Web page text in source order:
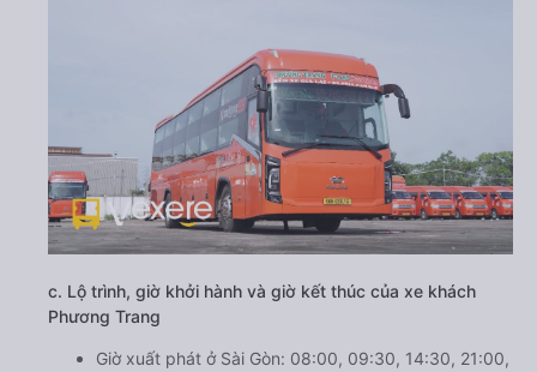
c. Lộ trình, giờ khởi hành và giờ kết thúc của xe khách
Phương Trang
Giờ xuất phát ở Sài Gòn: 08:00, 09:30, 14:30, 21:00,